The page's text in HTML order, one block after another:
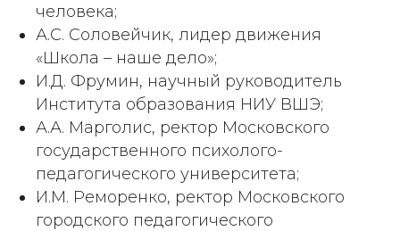
человека;
А.С. Соловейчик, лидер движения
«Школа – наше дело»;
И.Д. Фрумин, научный руководитель
Института образования НИУ ВШЭ;
А.А. Марголис, ректор Московского
государственного психолого-
педагогического университета;
И.М. Реморенко, ректор Московского
городского педагогического